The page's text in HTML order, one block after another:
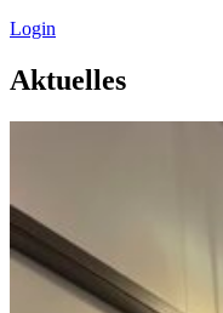
Login
Aktuelles